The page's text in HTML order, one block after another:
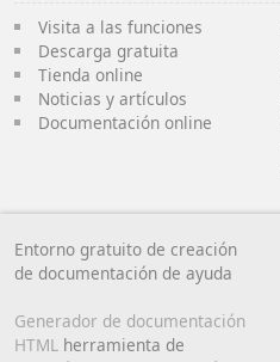
Visita a las funciones
Descarga gratuita
Tienda online
Noticias y artículos
Documentación online
Entorno gratuito de creación
de documentación de ayuda
Generador de documentación
HTML herramienta de